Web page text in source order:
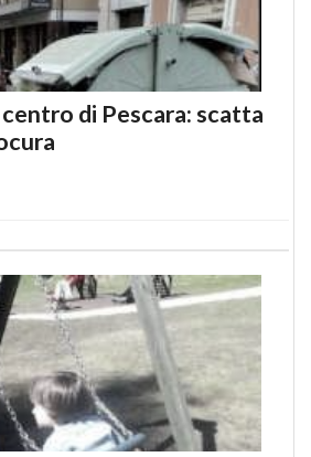
di Pescara: scatta